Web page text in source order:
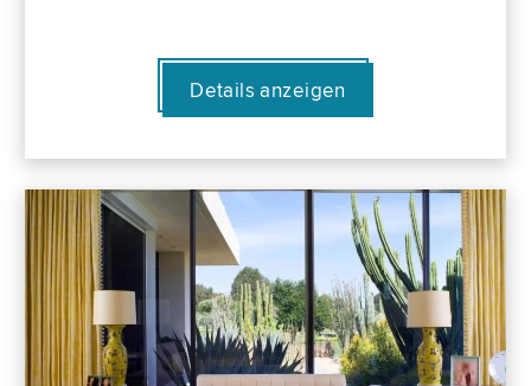
Details anzeigen